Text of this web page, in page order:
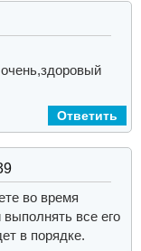
Ответить
во время
все его
в порядке.